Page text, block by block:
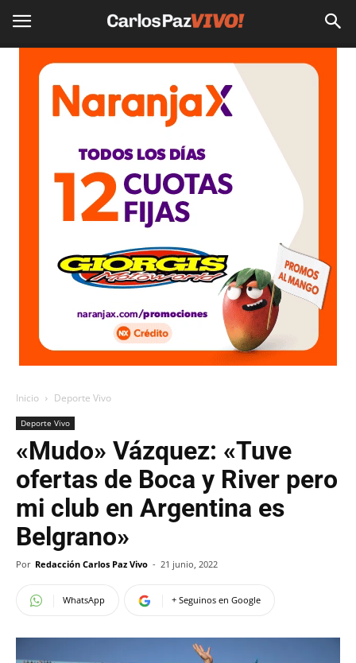
Inicio Deporte Vivo
Deporte Vivo
«Mudo» Vázquez: «Tuve
ofertas de Boca y River pero
mi club en Argentina es
Belgrano»
Por Redacción Carlos Paz Vivo - 21 junio, 2022
WhatsApp + Seguinos en Google